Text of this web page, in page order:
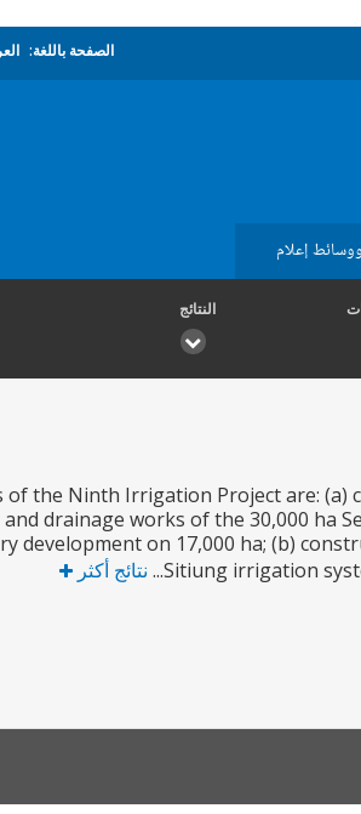
الصفحة باللغة:
إعلام
النتائج
of the Ninth Irrigation Project are:
drainage works of the 30,000 ha
development on 17,000 ha; (b)
Sitiung irrigation
نتائج أكثر